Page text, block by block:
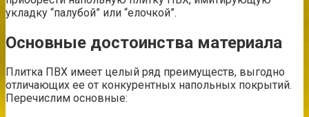
укладку “палубой” или “елочкой”.
Основные достоинства материала
Плитка ПВХ имеет целый ряд преимуществ, выгодно
отличающих ее от конкурентных напольных покрытий.
Перечислим основные: